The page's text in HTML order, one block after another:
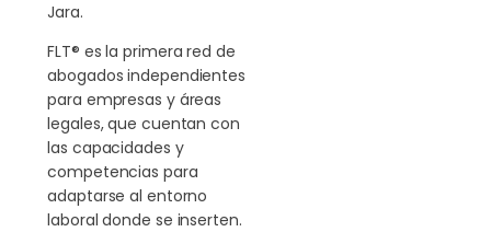
Jara.
FLT® es la primera red de
abogados independientes
para empresas y áreas
legales, que cuentan con
las capacidades y
competencias para
adaptarse al entorno
laboral donde se inserten.